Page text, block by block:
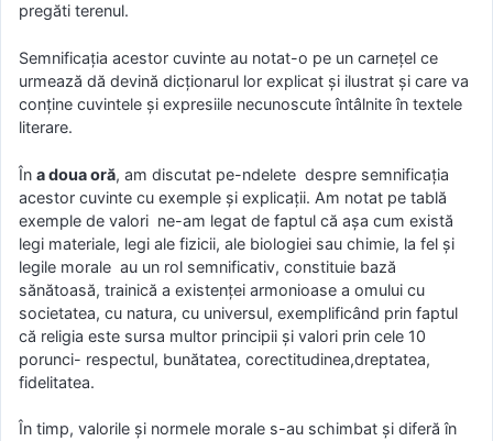
pregăti terenul.
Semnificaţia acestor cuvinte au notat-o pe un carneţel ce
urmează dă devină dicţionarul lor explicat şi ilustrat şi care va
conţine cuvintele şi expresiile necunoscute întâlnite în textele
literare.
În a doua oră, am discutat pe-ndelete despre semnificaţia
acestor cuvinte cu exemple şi explicaţii. Am notat pe tablă
exemple de valori ne-am legat de faptul că aşa cum există
legi materiale, legi ale fizicii, ale biologiei sau chimie, la fel şi
legile morale au un rol semnificativ, constituie bază
sănătoasă, trainică a existenţei armonioase a omului cu
societatea, cu natura, cu universul, exemplificând prin faptul
că religia este sursa multor principii şi valori prin cele 10
porunci- respectul, bunătatea, corectitudinea,dreptatea,
fidelitatea.
În timp, valorile şi normele morale s-au schimbat şi diferă în